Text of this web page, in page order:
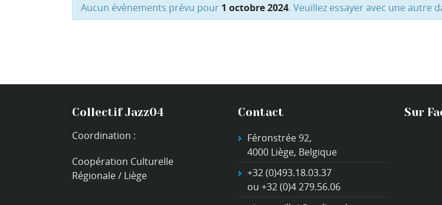
Aucun évènements prévu pour 1 octobre 2024. Veuillez essayer avec une autre
Collectif Jazz04
Coordination :
Coopération Culturelle
Régionale / Liège
Contact
Féronstrée 92,
4000 Liège, Belgique
+32 (0)493.18.03.37
ou +32 (0)4 279.56.06
Sur